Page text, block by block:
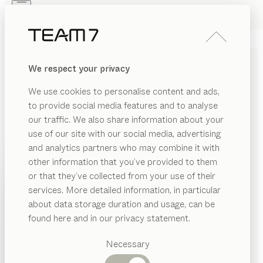
We respect your privacy
We use cookies to personalise content and ads,
to provide social media features and to analyse
our traffic. We also share information about your
use of our site with our social media, advertising
and analytics partners who may combine it with
other information that you’ve provided to them
or that they’ve collected from your use of their
services. More detailed information, in particular
about data storage duration and usage, can be
found here and in our privacy statement.
Necessary
PRODUITS
INSPIRATION
REVENDEUR
Catégories
suggérées
PRODUITS
INSPIRATION
QUI SOMMES-NOUS
REVENDEUR
DE BELLES COIFFEUSES
EN BOIS MASSIF
Les coiffeuses en bois massif de TEAM 7 ajoutent une
touche de grâce dans votre chambre à coucher.
Associées à un design sophistiqué, au savoir-faire
artisanal et aux détails soignés, elles créent un espace
agréable et accueillant.
MATÉRIAU FINITION TOUS LES FILTRES
élément intermédaire console
AFFICHER